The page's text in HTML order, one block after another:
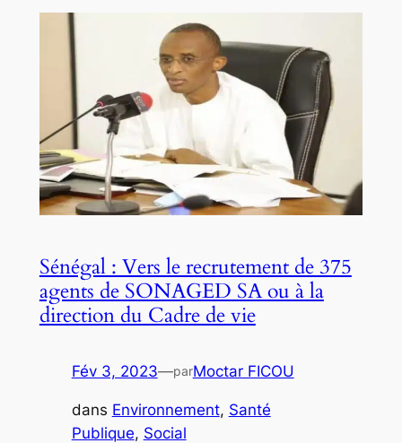
Sénégal : Vers le recrutement de 375
agents de SONAGED SA ou à la
direction du Cadre de vie
Fév 3, 2023—parMoctar FICOU
dans Environnement, Santé
Publique, Social